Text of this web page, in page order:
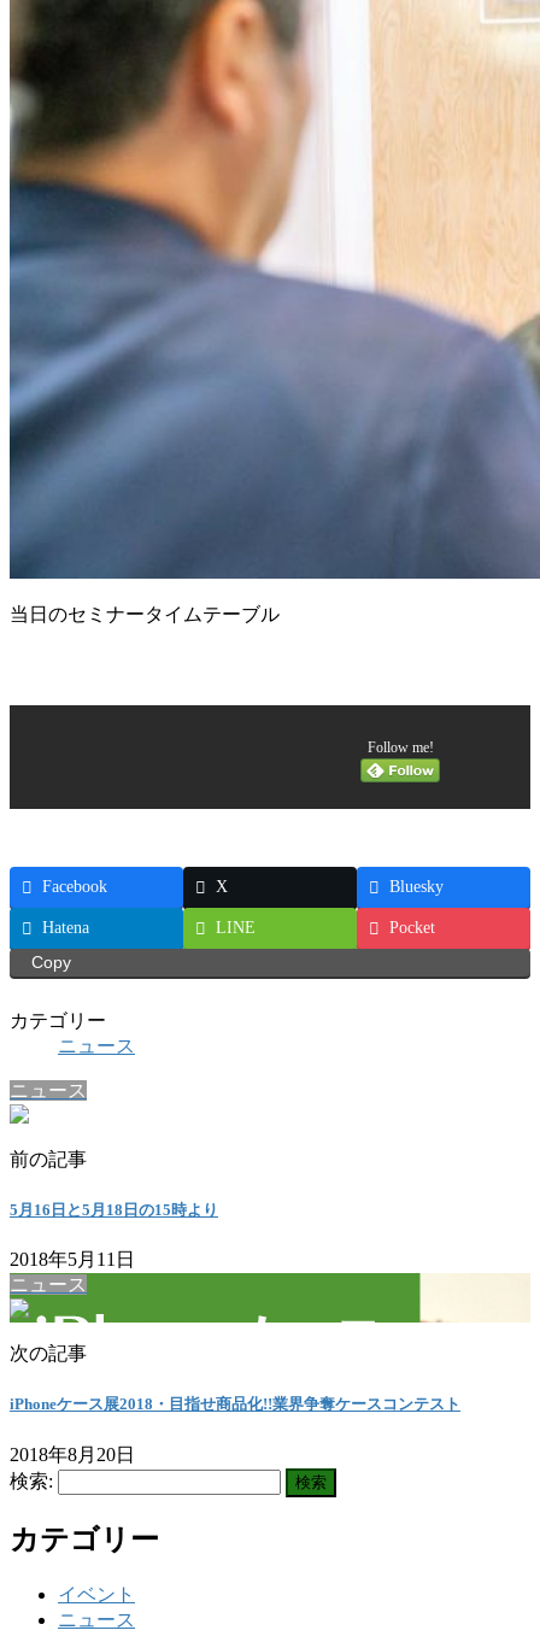
当日のセミナータイムテーブル
Follow me!
Facebook X Bluesky
Hatena LINE
Pocket
Copy
カテゴリー
ニュース
ニュース
前の記事
5月16日と5月18日の15時より
2018年5月11日
ニュース
次の記事
iPhoneケース展2018・目指せ商品化!!業界争奪ケースコンテスト
2018年8月20日
検索:
カテゴリー
イベント
ニュース